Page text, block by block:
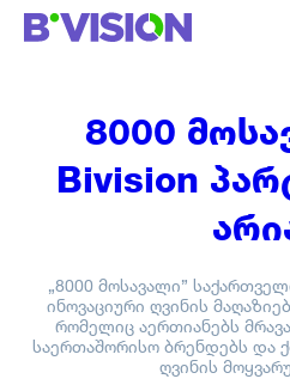
8000
Bivision
„8000 მოსავალი”
ინოვაციური ღვინის
რომელიც აერთიანებს
საერთაშორისო ბრენდებს და
ღვინის